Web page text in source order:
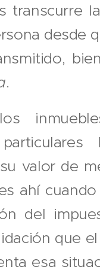
transcurre
desde
.
valor de
ahí
del
que
esa